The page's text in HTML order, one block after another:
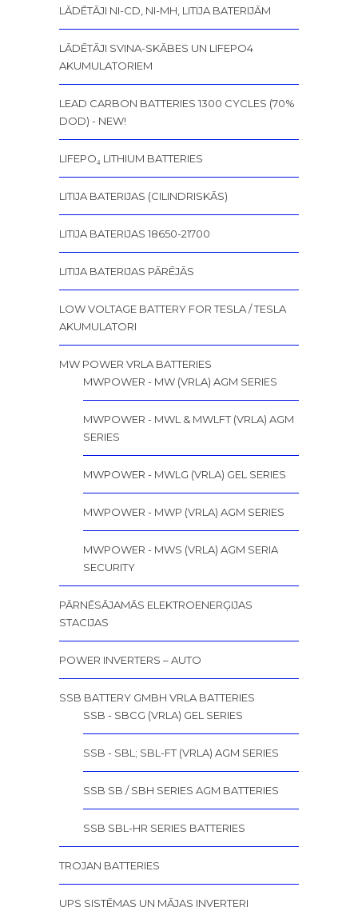
LĀDĒTĀJI NI-CD, NI-MH, LITIJA BATERIJĀM
LĀDĒTĀJI SVINA-SKĀBES UN LIFEPO4
AKUMULATORIEM
LEAD CARBON BATTERIES 1300 CYCLES (70%
DOD) - NEW!
LIFEPO₄ LITHIUM BATTERIES
LITIJA BATERIJAS (CILINDRISKĀS)
LITIJA BATERIJAS 18650-21700
LITIJA BATERIJAS PĀRĒJĀS
LOW VOLTAGE BATTERY FOR TESLA / TESLA
AKUMULATORI
MW POWER VRLA BATTERIES
MWPOWER - MW (VRLA) AGM SERIES
MWPOWER - MWL & MWLFT (VRLA) AGM
SERIES
MWPOWER - MWLG (VRLA) GEL SERIES
MWPOWER - MWP (VRLA) AGM SERIES
MWPOWER - MWS (VRLA) AGM SERIA
SECURITY
PĀRNĒSĀJAMĀS ELEKTROENERĢIJAS
STACIJAS
POWER INVERTERS – AUTO
SSB BATTERY GMBH VRLA BATTERIES
SSB - SBCG (VRLA) GEL SERIES
SSB - SBL; SBL-FT (VRLA) AGM SERIES
SSB SB / SBH SERIES AGM BATTERIES
SSB SBL-HR SERIES BATTERIES
TROJAN BATTERIES
UPS SISTĒMAS UN MĀJAS INVERTERI